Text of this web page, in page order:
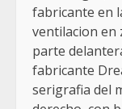
fabricante en
ventilacion en
parte
fabricante
serigrafia del